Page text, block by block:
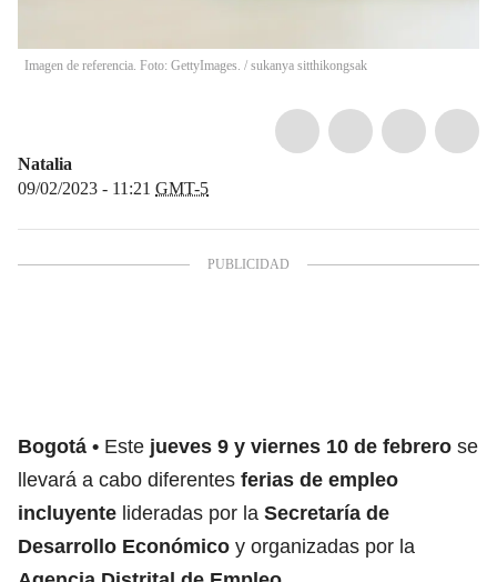
Imagen de referencia. Foto: GettyImages. / sukanya sitthikongsak
Natalia
09/02/2023 - 11:21 GMT-5
Bogotá Este jueves 9 y viernes 10 de febrero se
llevará a cabo diferentes ferias de empleo
incluyente lideradas por la Secretaría de
Desarrollo Económico y organizadas por la